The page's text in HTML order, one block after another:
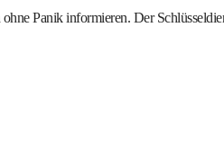
Panik informieren. Der